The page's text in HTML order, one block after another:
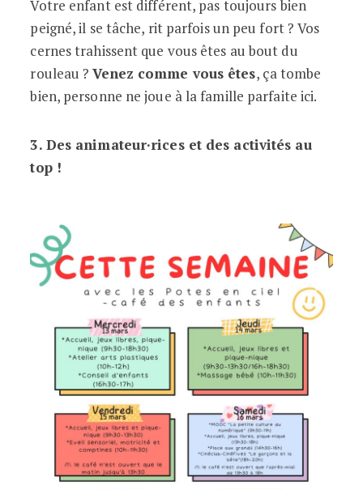
Votre enfant est différent, pas toujours bien
peigné, il se tâche, rit parfois un peu fort ? Vos
cernes trahissent que vous êtes au bout du
rouleau ?Venez comme vous êtes, ça tombe
bien, personne ne joue à la famille parfaite ici.
3. Des animateur·rices et des activités au
top !